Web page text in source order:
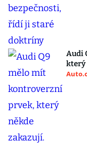
Audi
který